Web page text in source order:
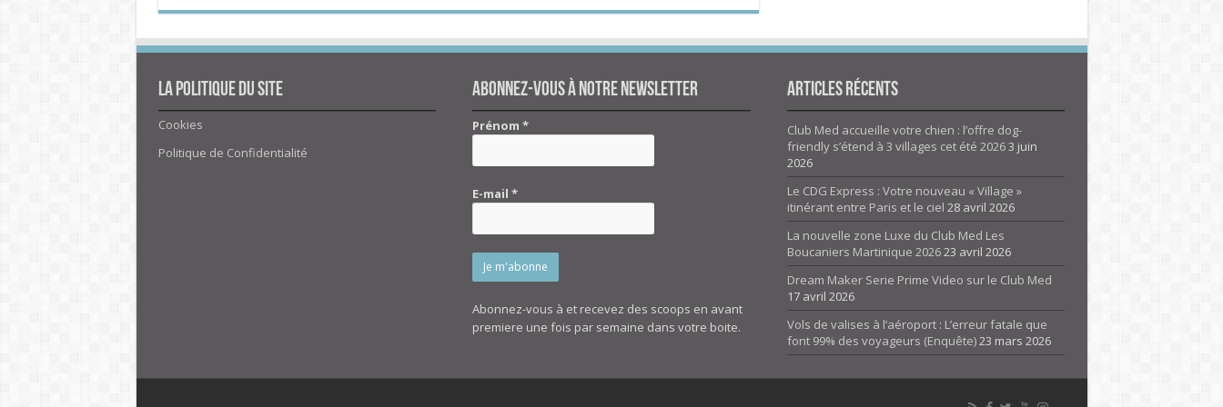
La politique du site
Cookies
Politique de Confidentialité
Abonnez-vous à notre newsletter
Prénom*
E-mail*
Abonnez-vous à et recevez des scoops en avant
premiere une fois par semaine dans votre boite.
Articles Récents
Club Med accueille votre chien : l’offre dog-
friendly s’étend à 3 villages cet été 20263 juin
2026
Le CDG Express : Votre nouveau « Village »
itinérant entre Paris et le ciel 28 avril 2026
La nouvelle zone Luxe du Club Med Les
Boucaniers Martinique 202623 avril 2026
Dream Maker Serie Prime Video sur le Club Med
17 avril 2026
Vols de valises à l’aéroport : L’erreur fatale que
font 99% des voyageurs (Enquête)23 mars 2026